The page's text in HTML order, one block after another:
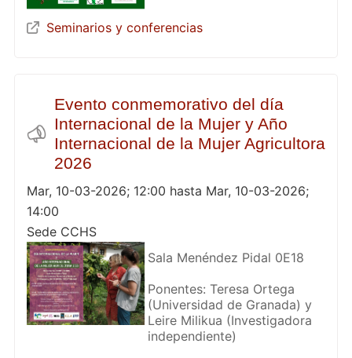
Seminarios y conferencias
Evento conmemorativo del día
Internacional de la Mujer y Año
Internacional de la Mujer Agricultora
2026
Mar, 10-03-2026; 12:00 hasta Mar, 10-03-2026;
14:00
Sede CCHS
Sala Menéndez Pidal 0E18
Ponentes: Teresa Ortega
(Universidad de Granada) y
Leire Milikua (Investigadora
independiente)